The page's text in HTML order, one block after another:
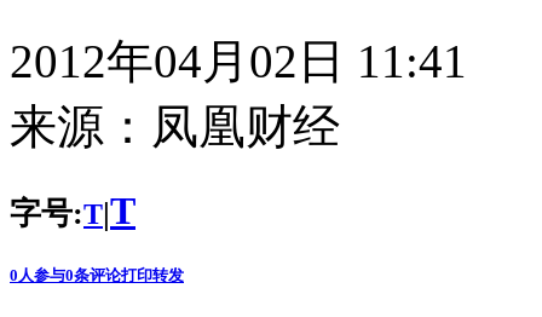
2012年04月02日 11:41
来源： 凤凰财经
字号:T|T
0 人参与0条评论打印转发